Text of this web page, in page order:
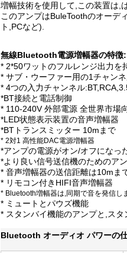
増幅技術を使用して,この装置は,
このアンプはBuleToothのオーデ
ト,PCなど).
無線Bluetooth電源増幅器の特徴:
* 2*50ワットのフルレンジ出力を
* サブ・ウーファー用の1チャン
* 4つの入力チャンネル
*BT接続と電話制御
* 110-240V 外部電源 全世界市場
*LED状態表示装置の音声増幅器
*BTトランスミッター 10mまで
* 2対1 高性能DAC電源増幅器
*アンプの電源がオン/オフになっ
*より良い信号送信機のためのア
* 音声増幅器の送信距離は10mま
* リモコン付きHIFI音声増幅器
* Bluetooth増幅器は,同期で音を発信し
* ミュートとパウズ機能
* スタンバイ機能のアンプと,スタ
Bluetooth オーディオ パワーの